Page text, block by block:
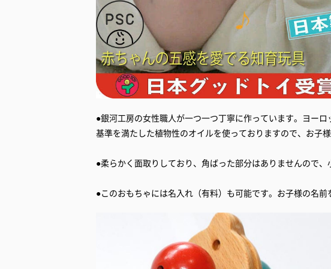
●銀河工房の女性職人が一つ一つ丁寧に作っています。ヨー
基準を満たした植物性のオイルを使っておりますので、お子
●柔らかく面取りしており、角ばった部分はありませんので、
●このおもちゃには名入れ（有料）も可能です。お子様の名前